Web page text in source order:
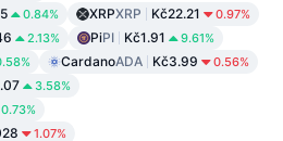
0.84% XRPXRP Kč22.21 0.97%
2.13% PiPI Kč1.91 9.61%
CardanoADA Kč3.99 0.56%
3.58%
0.73%
1.07%